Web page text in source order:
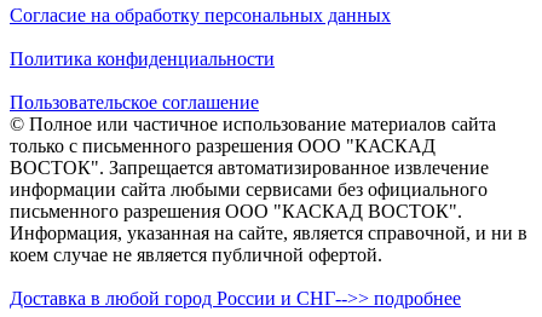
Согласие на обработку персональных данных
Политика конфиденциальности
Пользовательское соглашение
© Полное или частичное использование материалов сайта
только с письменного разрешения ООО "КАСКАД
ВОСТОК". Запрещается автоматизированное извлечение
информации сайта любыми сервисами без официального
письменного разрешения ООО "КАСКАД ВОСТОК".
Информация, указанная на сайте, является справочной, и ни в
коем случае не является публичной офертой.
Доставка в любой город России и СНГ-->> подробнее